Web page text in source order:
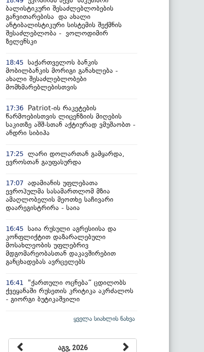
ბალისტიკური შესაძლებლობების
განვითარებისა და ახალი
ანტიბალისტიკური სისტემის შექმნის
შესაძლებლობა - ვოლოდიმირ
ზელენსკი
18:45 საქართველოს ბანკის
მობილბანკის მორიგი განახლება -
ახალი შესაძლებლობები
მომხმარებლებისთვის
17:36
Patriot-ის რაკეტების
წარმოებისთვის ლიცენზიის მიღების
საკითზე აშშ-სთან აქტიურად ვმუშაობთ -
ანდრი სიბიჰა
17:25 ლარი დოლართან გამყარდა,
ევროსთან გაუფასურდა
17:07 ადამიანის უფლებათა
ევროპულმა სასამართლომ მზია
ამაღლობელის მეოთხე საჩივარი
დაარეგისტრირა - საია
16:45 საია რუსული აგრესიისა და
კონფლიქტით დაზარალებული
მოსახლეობის უფლებრივ
მდგომარეობასთან დაკავშირებით
განცხადებას ავრცელებს
16:41
"ქართული ოცნება“ ცდილობს
ქვეყანაში რუსეთის კრიტიკა აკრძალოს
- გიორგი ბუტიკაშვილი
ყველა სიახლის ნახვა
აგვ, 2026